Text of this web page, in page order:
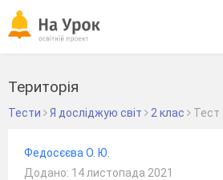
Територія
Тести Я досліджую світ 2 клас Тест
Федосєєва О. Ю.
Додано: 14 листопада 2021